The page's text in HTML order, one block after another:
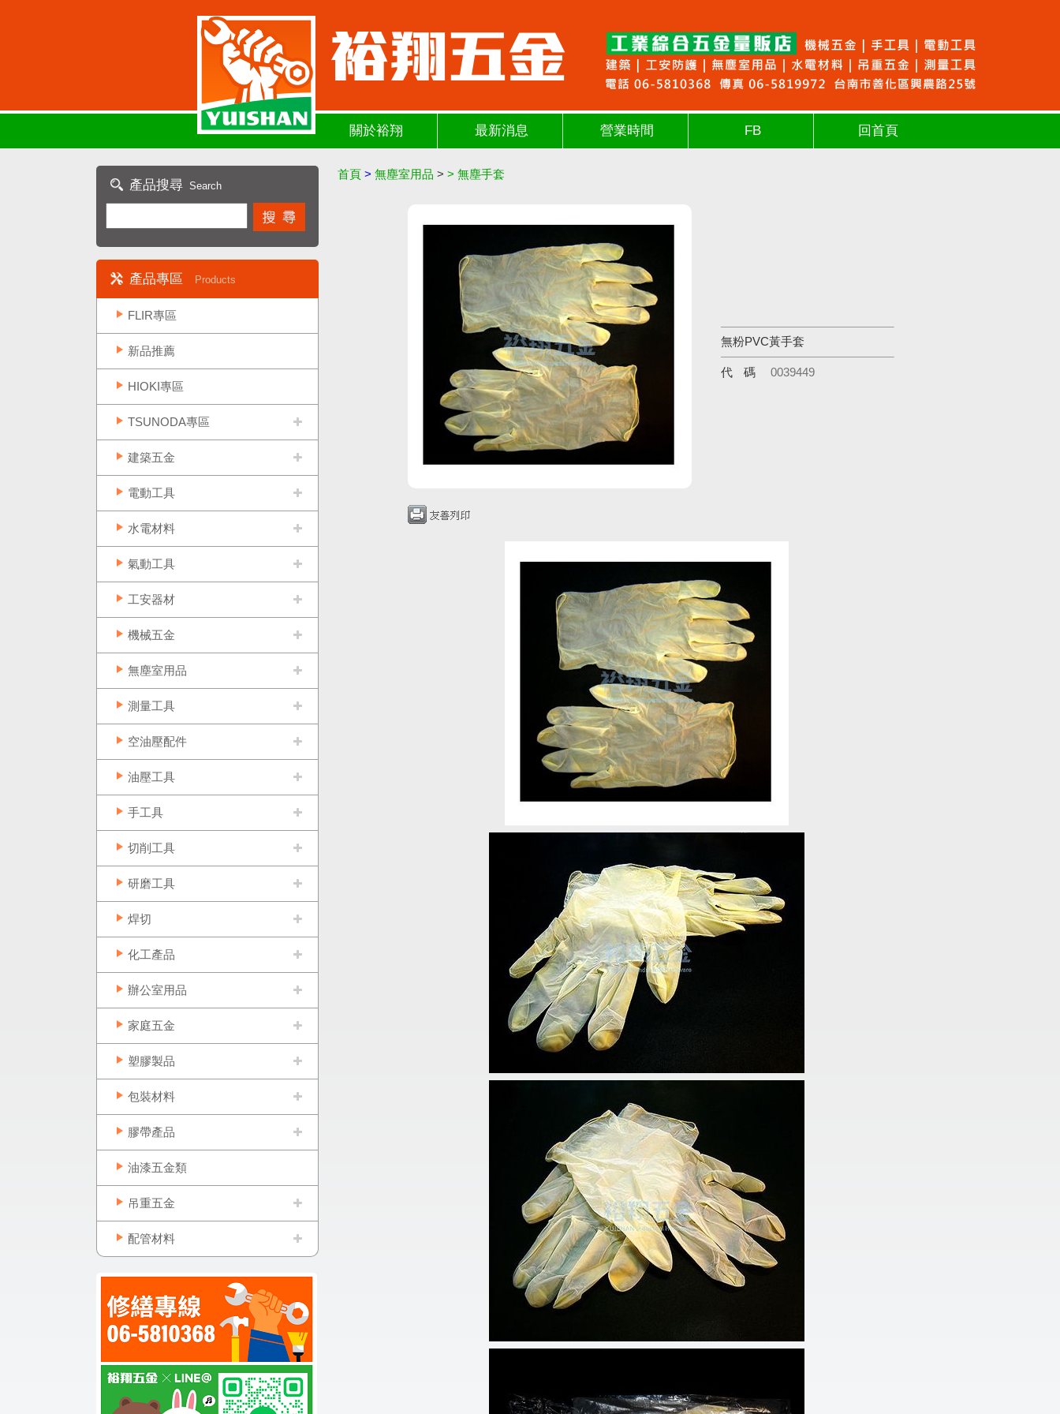
關於裕翔 最新消息 營業時間 FB 回首頁
產品搜尋 Search
產品專區 Products
FLIR專區
新品推薦
HIOKI專區
TSUNODA專區
建築五金
電動工具
水電材料
氣動工具
工安器材
機械五金
無塵室用品
測量工具
空油壓配件
油壓工具
手工具
切削工具
研磨工具
焊切
化工產品
辦公室用品
家庭五金
塑膠製品
包裝材料
膠帶產品
油漆五金類
吊重五金
配管材料
首頁 > 無塵室用品 > > 無塵手套
無粉PVC黃手套
代碼 0039449